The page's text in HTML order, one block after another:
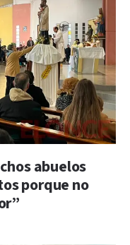
abuelos
porque no